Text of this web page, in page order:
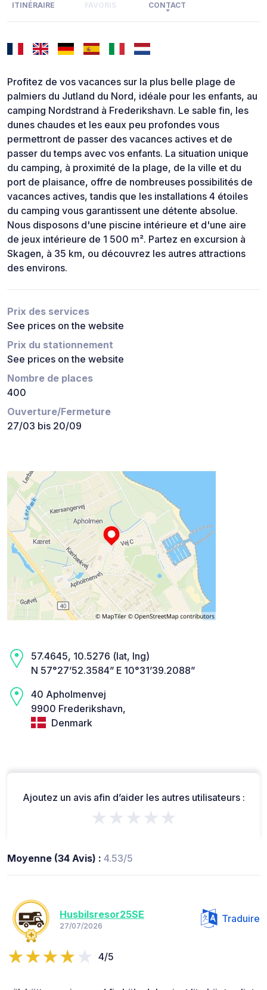
ITINÉRAIRE FAVORIS CONTACT
Profitez de vos vacances sur la plus belle plage de
palmiers du Jutland du Nord, idéale pour les enfants, au
camping Nordstrand à Frederikshavn. Le sable fin, les
dunes chaudes et les eaux peu profondes vous
permettront de passer des vacances actives et de
passer du temps avec vos enfants. La situation unique
du camping, à proximité de la plage, de la ville et du
port de plaisance, offre de nombreuses possibilités de
vacances actives, tandis que les installations 4 étoiles
du camping vous garantissent une détente absolue.
Nous disposons d'une piscine intérieure et d'une aire
de jeux intérieure de 1 500 m². Partez en excursion à
Skagen, à 35 km, ou découvrez les autres attractions
des environs.
Prix des services
See prices on the website
Prix du stationnement
See prices on the website
Nombre de places
400
Ouverture/Fermeture
27/03 bis 20/09
57.4645, 10.5276 (lat, lng)
N 57°27’52.3584” E 10°31’39.2088”
40 Apholmenvej
9900 Frederikshavn,
Denmark
Ajoutez un avis afin d’aider les autres utilisateurs :
★★★★★
Moyenne (34 Avis) : 4.53/5
Husbilsresor25SE
27/07/2026
Traduire
4/5